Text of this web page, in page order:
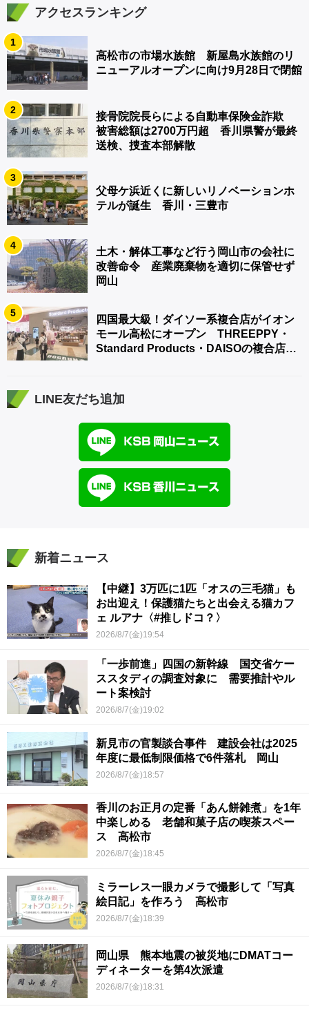
アクセスランキング
1
高松市の市場水族館 新屋島水族館のリ
ニューアルオープンに向け9月28日で閉館
2
接骨院院長らによる自動車保険金詐欺
被害総額は2700万円超 香川県警が最終
送検、捜査本部解散
3
父母ケ浜近くに新しいリノベーションホ
テルが誕生 香川・三豊市
4
土木・解体工事など行う岡山市の会社に
改善命令 産業廃棄物を適切に保管せず
岡山
5
四国最大級！ダイソー系複合店がイオン
モール高松にオープン THREEPPY・
Standard Products・DAISOの複合店は
LINE友だち追加
新着ニュース
【中継】3万匹に1匹「オスの三毛猫」も
お出迎え！保護猫たちと出会える猫カフ
ェ ルアナ〈#推しドコ？〉
2026/8/7(金)19:54
「一歩前進」四国の新幹線 国交省ケー
ススタディの調査対象に 需要推計やル
ート案検討
2026/8/7(金)19:02
新見市の官製談合事件 建設会社は2025
年度に最低制限価格で6件落札 岡山
2026/8/7(金)18:57
香川のお正月の定番「あん餅雑煮」を1年
中楽しめる 老舗和菓子店の喫茶スペー
ス 高松市
2026/8/7(金)18:45
ミラーレス一眼カメラで撮影して「写真
絵日記」を作ろう 高松市
2026/8/7(金)18:39
岡山県 熊本地震の被災地にDMATコー
ディネーターを第4次派遣
2026/8/7(金)18:31